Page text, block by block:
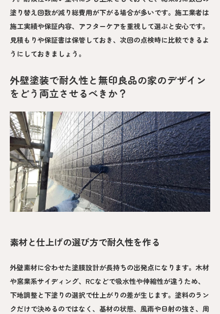
塗り替え回数が減り総費用が下がる場合が多いです。施工業者は
施工実績や保証内容、アフターケアを重視して選ぶと安心です。
見積もりや保証書は保管しておき、次回の点検時に比較できるよ
うにしておきましょう。
外壁塗装で耐久性と無印良品の家のデザイン
をどう両立させるべきか？
素材と仕上げの選び方で耐久性を作る
外壁素材に合わせた塗膜設計が長持ちの出発点になります。木材
や窯業系サイディング、RCなどで吸水性や伸縮性が違うため、
下地調整と下塗りの選択で仕上がりの差が生じます。塗料のラン
クだけで決めるのではなく、基材の状態、風雨や日射の強さ、周